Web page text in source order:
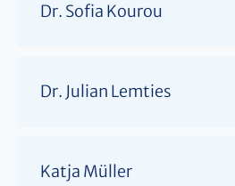
Dr. Sofia Kourou
Dr. Julian Lemties
Katja Müller